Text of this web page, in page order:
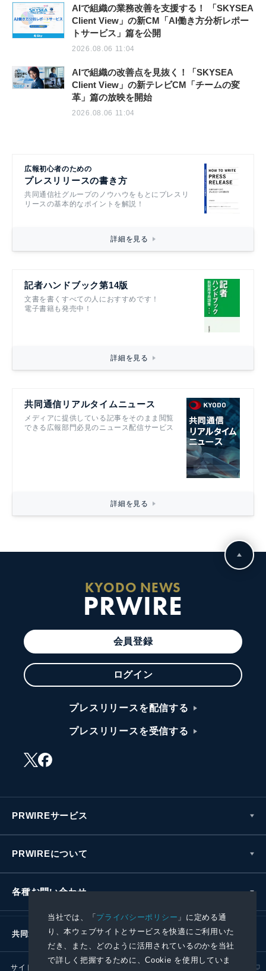
当社では、「プライバシーポリシー 」に定める通
り、本ウェブサイトとサービスを快適にご利用いた
だき、また、どのように活用されているのかを当社
で詳しく把握するために、Cookie を使用していま
AIで組織の業務改善を支援する！ 「SKYSEA
Client View」の新CM「AI働き方分析レポー
トサービス」篇を公開
2026.08.06 11:04
AIで組織の改善点を見抜く！「SKYSEA
Client View」の新テレビCM「チームの変
革」篇の放映を開始
2026.08.06 11:04
広報初心者のための
プレスリリースの書き方
共同通信社グループのノウハウをもとにプレスリ
リースの基本的なポイントを解説！
詳細を見る
記者ハンドブック第14版
文書を書くすべての人におすすめです！
電子書籍も発売中！
詳細を見る
共同通信リアルタイムニュース
メディアに提供している記事をそのまま閲覧
できる広報部門必見のニュース配信サービス
詳細を見る
KYODO NEWS
PRWIRE
会員登録
ログイン
プレスリリースを配信する
プレスリリースを受信する
PRWIREサービス
PRWIREについて
各種お問い合わせ
共同通信社グループ
サイトポリシー